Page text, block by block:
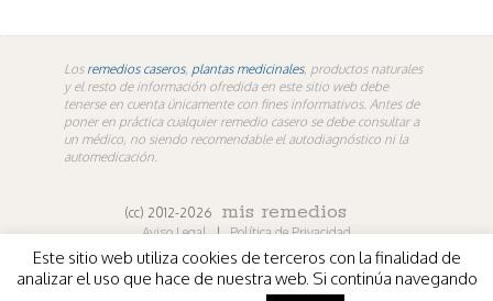
Los remedios caseros, plantas medicinales, productos naturales
y el resto de información ofredida en este sitio web debe
tenerse en cuenta únicamente con fines informativos. Antes de
poner en práctica cualquier remedio casero se debe consultar a
un médico, no siendo recomendable el autodiagnóstico ni la
automedicación.
(cc) 2012-2026 mis remedios
Aviso Legal | Política de Privacidad
En los contenidos propios de misremedios. En vídeos y
fotografías de terceros aplica la licencia de sus
Este sitio web utiliza cookies de terceros con la finalidad de
analizar el uso que hace de nuestra web. Si continúa navegando